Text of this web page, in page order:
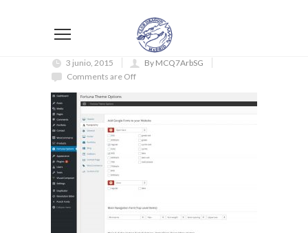
3 junio, 2015
By MCQ7ArbSG
Comments are Off